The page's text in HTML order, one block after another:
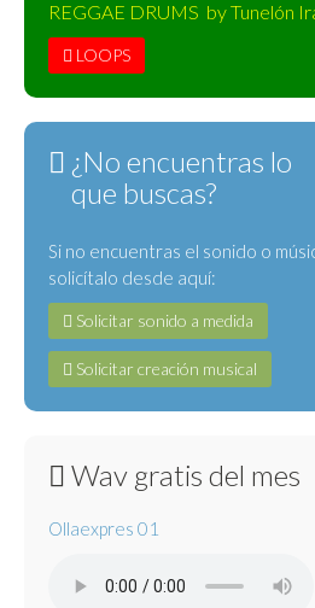
REGGAE DRUMS by Tunelón
LOOPS
¿No encuentras lo
que buscas?
Si no encuentras el sonido o
solicítalo desde aquí:
Solicitar sonido a medida
Solicitar creación musical
Wav gratis del mes
Ollaexpres 01